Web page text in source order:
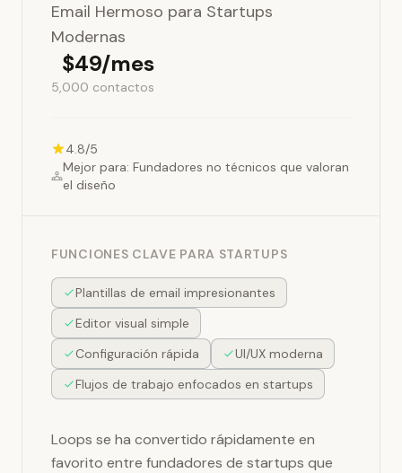
Email Hermoso para Startups
Modernas
$49/mes
5,000 contactos
4.8/5
Mejor para: Fundadores no técnicos que valoran
el diseño
FUNCIONES CLAVE PARA STARTUPS
Plantillas de email impresionantes
Editor visual simple
Configuración rápida
UI/UX moderna
Flujos de trabajo enfocados en startups
Loops se ha convertido rápidamente en
favorito entre fundadores de startups que